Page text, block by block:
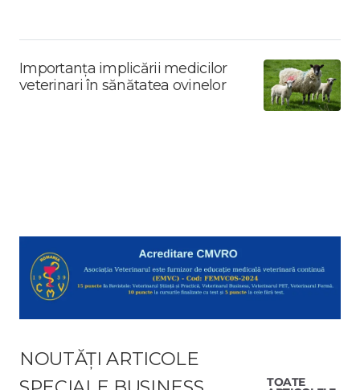
Importanța implicării medicilor
veterinari în sănătatea ovinelor
NOUTĂȚI ARTICOLE
TOATE